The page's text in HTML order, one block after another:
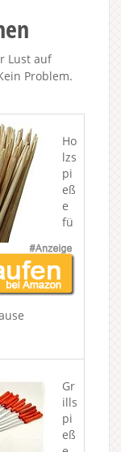
Lust auf
Problem.
Ho
lzs
pi
eß
e
fü
Gr
ills
pi
eß